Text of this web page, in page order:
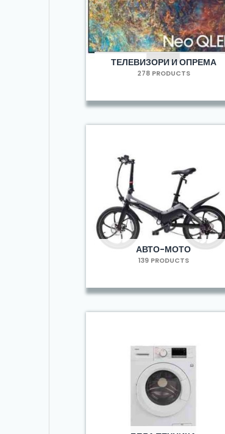
ТЕЛЕВИЗОРИ И ОПРЕМА
278 PRODUCTS
АВТО-МОТО
139 PRODUCTS